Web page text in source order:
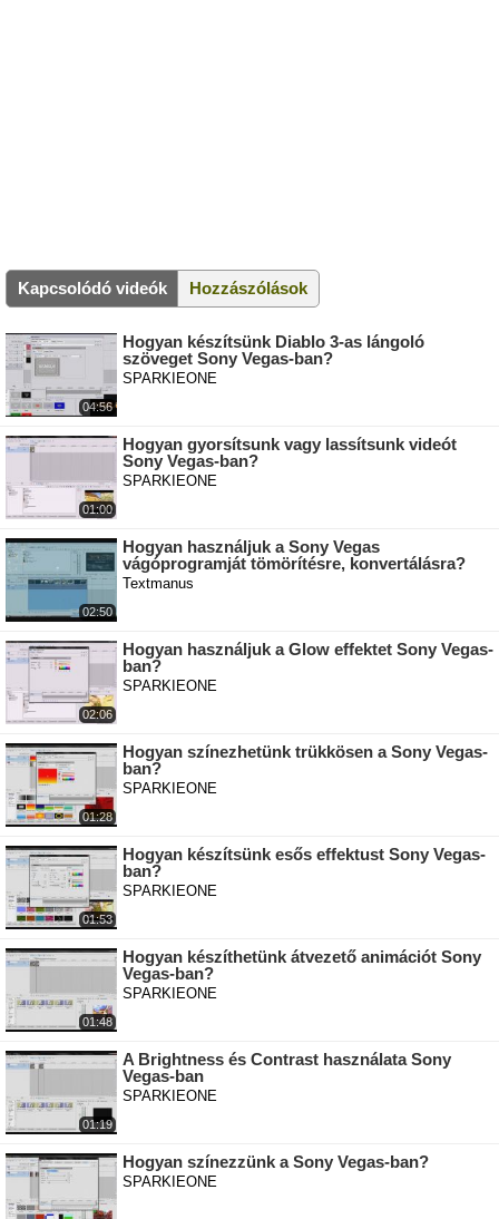
Kapcsolódó videók Hozzászólások
04:56
Hogyan készítsünk Diablo 3-as lángoló
szöveget Sony Vegas-ban?
SPARKIEONE
01:00
Hogyan gyorsítsunk vagy lassítsunk videót
Sony Vegas-ban?
SPARKIEONE
02:50
Hogyan használjuk a Sony Vegas
vágóprogramját tömörítésre, konvertálásra?
Textmanus
02:06
Hogyan használjuk a Glow effektet Sony Vegas-
ban?
SPARKIEONE
01:28
Hogyan színezhetünk trükkösen a Sony Vegas-
ban?
SPARKIEONE
01:53
Hogyan készítsünk esős effektust Sony Vegas-
ban?
SPARKIEONE
01:48
Hogyan készíthetünk átvezető animációt Sony
Vegas-ban?
SPARKIEONE
01:19
A Brightness és Contrast használata Sony
Vegas-ban
SPARKIEONE
Hogyan színezzünk a Sony Vegas-ban?
SPARKIEONE